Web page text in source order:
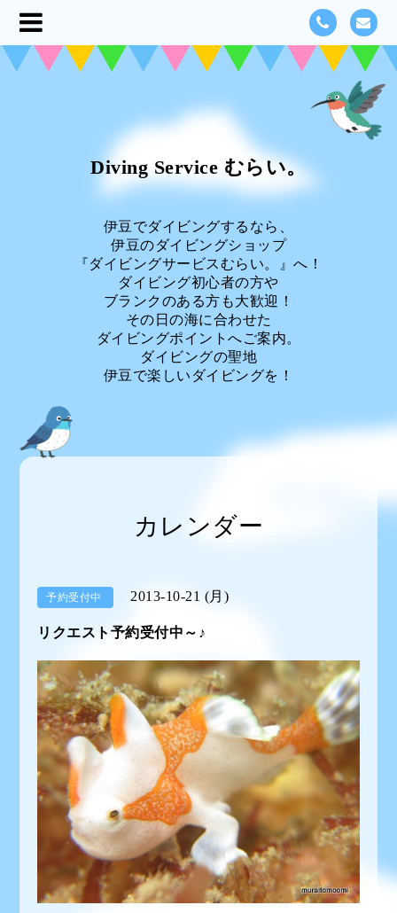
Diving Service むらい。
伊豆でダイビングするなら、
伊豆のダイビングショップ
『ダイビングサービスむらい。』へ！
ダイビング初心者の方や
ブランクのある方も大歓迎！
その日の海に合わせた
ダイビングポイントへご案内。
ダイビングの聖地
伊豆で楽しいダイビングを！
カレンダー
予約受付中 2013-10-21 (月)
リクエスト予約受付中～♪